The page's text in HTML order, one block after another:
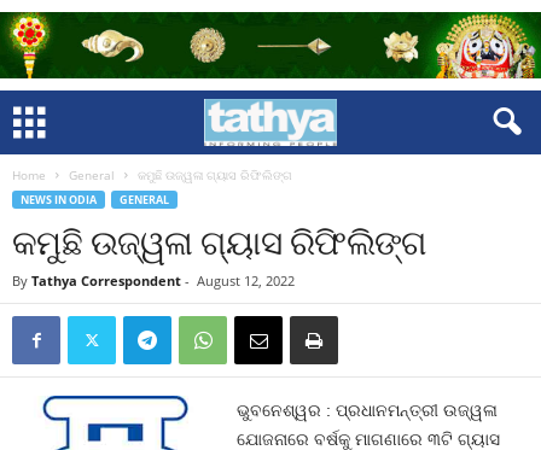
Home General କମୁଛି ଉଜ୍ୱଳା ଗ୍ୟାସ ରିଫିଲିଙ୍ଗ
NEWS IN ODIA GENERAL
କମୁଛି ଉଜ୍ୱଳା ଗ୍ୟାସ ରିଫିଲିଙ୍ଗ
By Tathya Correspondent - August 12, 2022
ଭୁବନେଶ୍ୱର : ପ୍ରଧାନମନ୍ତ୍ରୀ ଉଜ୍ୱଳା
ଯୋଜନାରେ ବର୍ଷକୁ ମାଗଣାରେ ୩ଟି ଗ୍ୟାସ